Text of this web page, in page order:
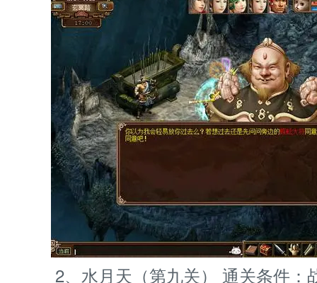
2、水月天（第九关） 通关条件：